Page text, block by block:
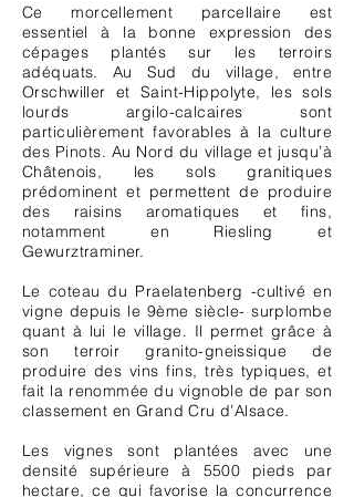
Ce morcellement parcellaire est
essentiel à la bonne expression des
cépages plantés sur les terroirs
adéquats. Au Sud du village, entre
Orschwiller et Saint-Hippolyte, les sols
lourds argilo-calcaires sont
particulièrement favorables à la culture
des Pinots. Au Nord du village et jusqu’à
Châtenois, les sols granitiques
prédominent et permettent de produire
des raisins aromatiques et fins,
notamment en Riesling et
Gewurztraminer.
Le coteau du Praelatenberg -cultivé en
vigne depuis le 9ème siècle- surplombe
quant à lui le village. Il permet grâce à
son terroir granito-gneissique de
produire des vins fins, très typiques, et
fait la renommée du vignoble de par son
classement en Grand Cru d’Alsace.
Les vignes sont plantées avec une
densité supérieure à 5500 pieds par
hectare, ce qui favorise la concurrence